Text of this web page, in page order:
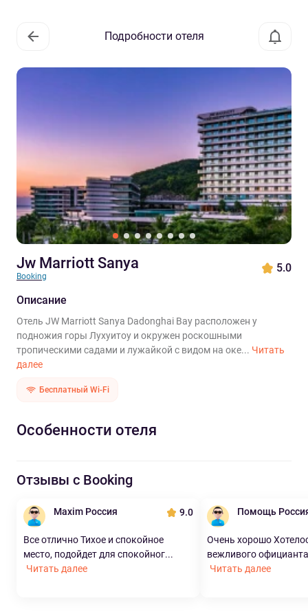
Подробности отеля
Jw Marriott Sanya
Booking
5.0
Описание
Отель JW Marriott Sanya Dadonghai Bay расположен у
подножия горы Лухуитоу и окружен роскошными
тропическими садами и лужайкой с видом на оке... Читать
далее
Бесплатный Wi-Fi
Особенности отеля
Отзывы с Booking
Maxim Россия 9.0
Все отлично Тихое и спокойное
место, подойдет для спокойног...
Читать далее
Помощь
Очень хорошо
вежливого
Читать далее